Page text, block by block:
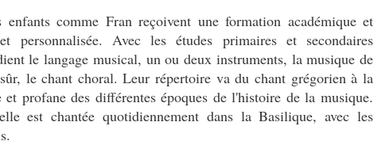
comme Fran reçoivent une formation académique et
personnalisée. Avec les études primaires et secondaires
le langage musical, un ou deux instruments, la musique de
le chant choral. Leur répertoire va du chant grégorien à la
et profane des différentes époques de l'histoire de la musique.
est chantée quotidiennement dans la Basilique, avec les